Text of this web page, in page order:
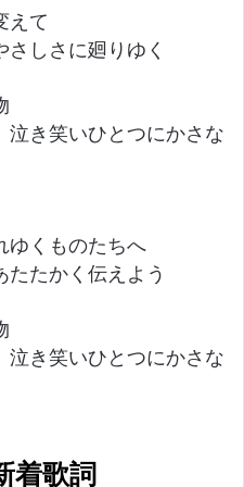
えて
しさに廻りゆく
き笑いひとつにかさな
くものたちへ
たかく伝えよう
き笑いひとつにかさな
着歌詞